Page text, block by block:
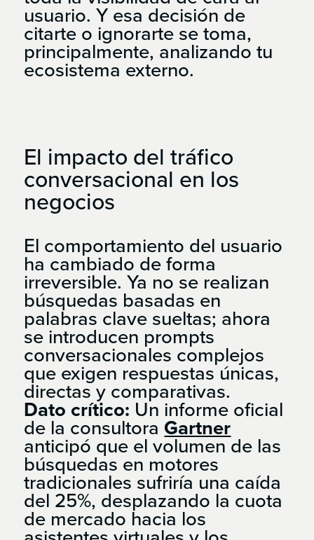
usuario. Y esa decisión de
citarte o ignorarte se toma,
principalmente, analizando tu
ecosistema externo.
El impacto del tráfico
conversacional en los
negocios
El comportamiento del usuario
ha cambiado de forma
irreversible. Ya no se realizan
búsquedas basadas en
palabras clave sueltas; ahora
se introducen prompts
conversacionales complejos
que exigen respuestas únicas,
directas y comparativas.
Dato crítico: Un informe oficial
de la consultora Gartner
anticipó que el volumen de las
búsquedas en motores
tradicionales sufriría una caída
del 25%, desplazando la cuota
de mercado hacia los